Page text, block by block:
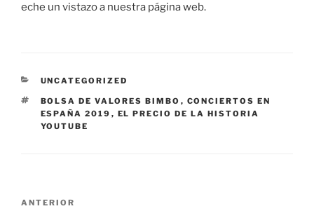
eche un vistazo a nuestra página web.
CATEGORÍAS
UNCATEGORIZED
ETIQUETAS
BOLSA DE VALORES BIMBO , CONCIERTOS EN
ESPAÑA 2019 , EL PRECIO DE LA HISTORIA
YOUTUBE
Entrada
ANTERIOR